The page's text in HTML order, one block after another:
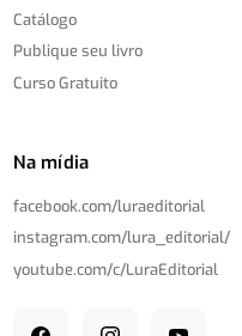
Catálogo
Publique seu livro
Curso Gratuito
Na mídia
facebook.com/luraeditorial
instagram.com/lura_editorial/
youtube.com/c/LuraEditorial